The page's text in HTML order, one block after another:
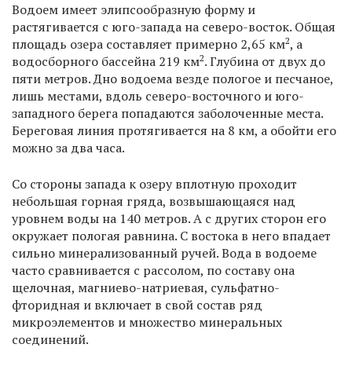
Водоем имеет элипсообразную форму и
растягивается с юго-запада на северо-восток. Общая
площадь озера составляет примерно 2,65 км2, а
водосборного бассейна 219 км2. Глубина от двух до
пяти метров. Дно водоема везде пологое и песчаное,
лишь местами, вдоль северо-восточного и юго-
западного берега попадаются заболоченные места.
Береговая линия протягивается на 8 км, а обойти его
можно за два часа.
Со стороны запада к озеру вплотную проходит
небольшая горная гряда, возвышающаяся над
уровнем воды на 140 метров. А с других сторон его
окружает пологая равнина. С востока в него впадает
сильно минерализованный ручей. Вода в водоеме
часто сравнивается с рассолом, по составу она
щелочная, магниево-натриевая, сульфатно-
фторидная и включает в свой состав ряд
микроэлементов и множество минеральных
соединений.